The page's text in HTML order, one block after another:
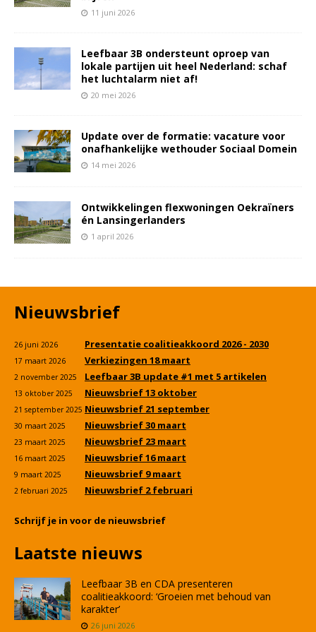
11 juni 2026
Leefbaar 3B ondersteunt oproep van
lokale partijen uit heel Nederland: schaf
het luchtalarm niet af!
20 mei 2026
Update over de formatie: vacature voor
onafhankelijke wethouder Sociaal Domein
14 mei 2026
Ontwikkelingen flexwoningen Oekraïners
én Lansingerlanders
1 april 2026
Nieuwsbrief
26 juni 2026 Presentatie coalitieakkoord 2026 - 2030
17 maart 2026 Verkiezingen 18 maart
2 november 2025 Leefbaar 3B update #1 met 5 artikelen
13 oktober 2025 Nieuwsbrief 13 oktober
21 september 2025 Nieuwsbrief 21 september
30 maart 2025 Nieuwsbrief 30 maart
23 maart 2025 Nieuwsbrief 23 maart
16 maart 2025 Nieuwsbrief 16 maart
9 maart 2025 Nieuwsbrief 9 maart
2 februari 2025 Nieuwsbrief 2 februari
Schrijf je in voor de nieuwsbrief
Laatste nieuws
Leefbaar 3B en CDA presenteren
coalitieakkoord: ‘Groeien met behoud van
karakter’
26 juni 2026